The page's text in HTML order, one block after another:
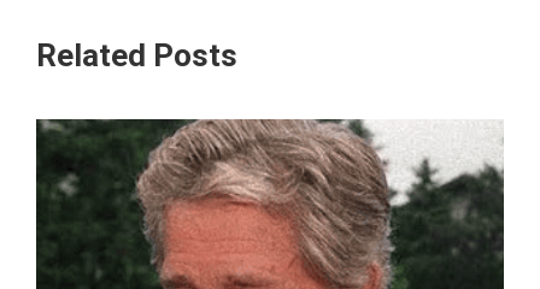
Related Posts